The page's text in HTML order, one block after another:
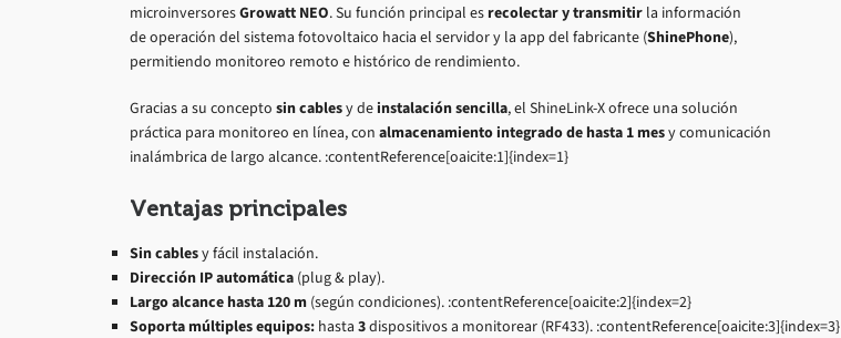
microinversoresGrowatt NEO. Su función principal esrecolectar y transmitir la información
de operación del sistema fotovoltaico hacia el servidor y la app del fabricante (ShinePhone),
permitiendo monitoreo remoto e histórico de rendimiento.
Gracias a su concepto sin cablesy deinstalación sencilla, el ShineLink-X ofrece una solución
práctica para monitoreo en línea, con almacenamiento integrado de hasta 1 mesy comunicación
inalámbrica de largo alcance. :contentReference[oaicite:1]{index=1}
Ventajas principales
Sin cablesy fácil instalación.
Dirección IP automática (plug & play).
Largo alcance hasta 120 m (según condiciones). :contentReference[oaicite:2]{index=2}
Soporta múltiples equipos: hasta 3dispositivos a monitorear (RF433). :contentReference[oaicite:3]{index=3}